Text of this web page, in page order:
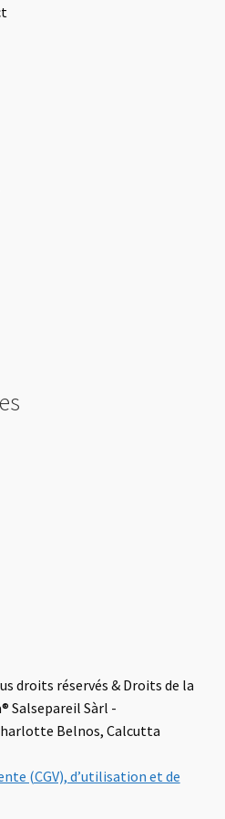
droits réservés & Droits de la
Salsepareil Sàrl -
Belnos, Calcutta
(CGV), d’utilisation et de